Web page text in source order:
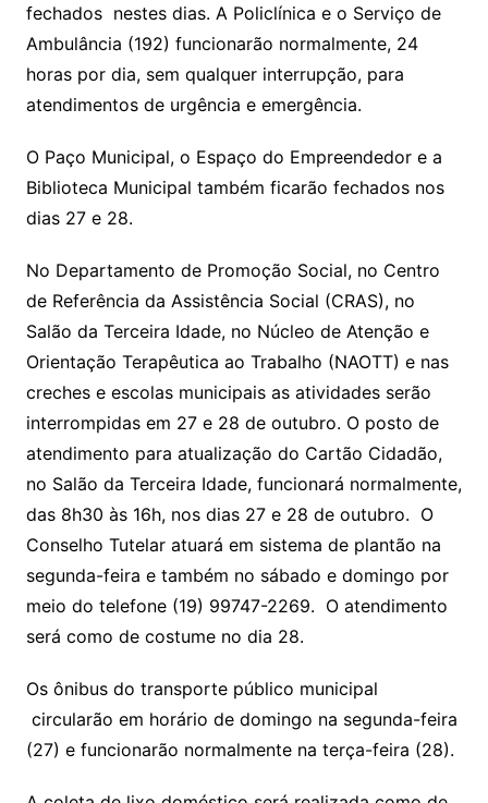
fechados nestes dias. A Policlínica e o Serviço de
Ambulância (192) funcionarão normalmente, 24
horas por dia, sem qualquer interrupção, para
atendimentos de urgência e emergência.
O Paço Municipal, o Espaço do Empreendedor e a
Biblioteca Municipal também ficarão fechados nos
dias 27 e 28.
No Departamento de Promoção Social, no Centro
de Referência da Assistência Social (CRAS), no
Salão da Terceira Idade, no Núcleo de Atenção e
Orientação Terapêutica ao Trabalho (NAOTT) e nas
creches e escolas municipais as atividades serão
interrompidas em 27 e 28 de outubro. O posto de
atendimento para atualização do Cartão Cidadão,
no Salão da Terceira Idade, funcionará normalmente,
das 8h30 às 16h, nos dias 27 e 28 de outubro. O
Conselho Tutelar atuará em sistema de plantão na
segunda-feira e também no sábado e domingo por
meio do telefone (19) 99747-2269. O atendimento
será como de costume no dia 28.
Os ônibus do transporte público municipal
circularão em horário de domingo na segunda-feira
(27) e funcionarão normalmente na terça-feira (28).